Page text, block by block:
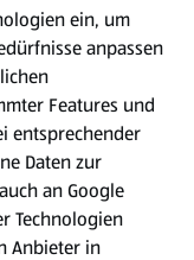
ein, um
anpassen
Features und
entsprechender
Daten zur
an Google
Technologien
Anbieter in